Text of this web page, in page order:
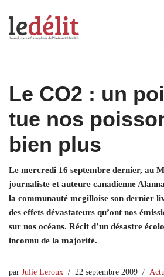
Aller
Le CO2 : un
tue nos
bien plus
Le mercredi 16 septembre dernier, au
journaliste et auteure canadienne
la communauté mcgilloise son dernier
des effets dévastateurs qu’ont nos
sur nos océans. Récit d’un désastre
inconnu de la majorité.
par Julie Leroux 22 septembre 2009